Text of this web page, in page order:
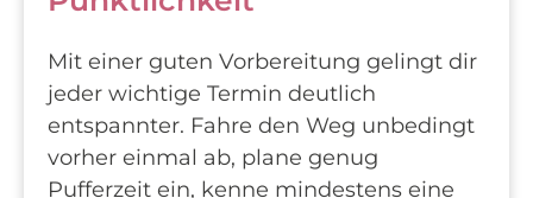
Mit einer guten Vorbereitung gelingt dir
jeder wichtige Termin deutlich
entspannter. Fahre den Weg unbedingt
vorher einmal ab, plane genug
Pufferzeit ein, kenne mindestens eine